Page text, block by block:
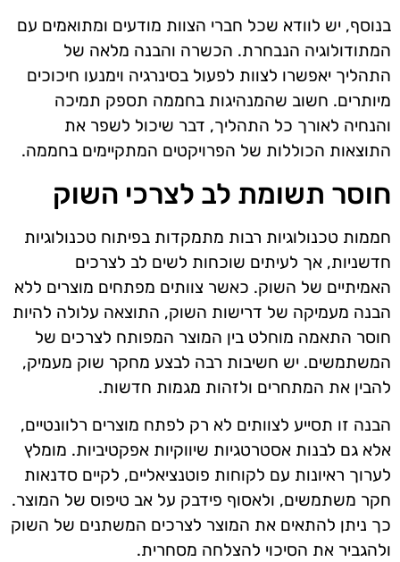
בנוסף, יש לוודא שכל חברי הצוות מודעים ומתואמים עם
המתודולוגיה הנבחרת. הכשרה והבנה מלאה של
התהליך יאפשרו לצוות לפעול בסינרגיה וימנעו חיכוכים
מיותרים. חשוב שהמנהיגות בחממה תספק תמיכה
והנחיה לאורך כל התהליך, דבר שיכול לשפר את
התוצאות הכוללות של הפרויקטים המתקיימים בחממה.
חוסר תשומת לב לצרכי השוק
חממות טכנולוגיות רבות מתמקדות בפיתוח טכנולוגיות
חדשניות, אך לעיתים שוכחות לשים לב לצרכים
האמיתיים של השוק. כאשר צוותים מפתחים מוצרים ללא
הבנה מעמיקה של דרישות השוק, התוצאה עלולה להיות
חוסר התאמה מוחלט בין המוצר המפותח לצרכים של
המשתמשים. יש חשיבות רבה לבצע מחקר שוק מעמיק,
להבין את המתחרים ולזהות מגמות חדשות.
הבנה זו תסייע לצוותים לא רק לפתח מוצרים רלוונטיים,
אלא גם לבנות אסטרטגיות שיווקיות אפקטיביות. מומלץ
לערוך ראיונות עם לקוחות פוטנציאליים, לקיים סדנאות
חקר משתמשים, ולאסוף פידבק על אב טיפוס של המוצר.
כך ניתן להתאים את המוצר לצרכים המשתנים של השוק
ולהגביר את הסיכוי להצלחה מסחרית.